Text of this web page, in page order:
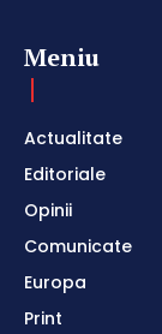
Meniu
Actualitate
Editoriale
Opinii
Comunicate
Europa
Print